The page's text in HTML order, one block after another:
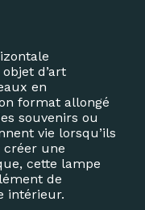
d’art
en
format allongé
souvenirs ou
vie lorsqu’ils
créer une
cette lampe
de
intérieur.